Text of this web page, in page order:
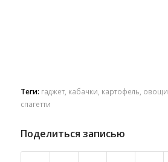
Теги: гаджет, кабачки картофель овощи
спагетти
Поделиться записью